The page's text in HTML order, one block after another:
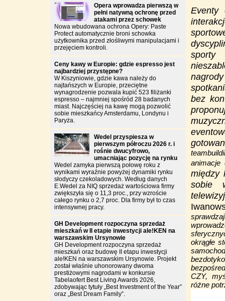
Eventy
sporty
bez
między
sobie
okrągłe
CZY,
różne
Opera wprowadza pierwszą w
pełni natywną ochronę przed
atakami przez schowek
Nowa wbudowana ochrona Opery: Paste
Protect automatycznie broni schowka
użytkownika przed złośliwymi manipulacjami i
przejęciem kontroli.
Ceny kawy w Europie: gdzie espresso jest
najbardziej przystępne?
W Kiszyniowie, gdzie kawa należy do
najtańszych w Europie, przeciętne
wynagrodzenie pozwala kupić 523 filiżanki
espresso – najmniej spośród 28 badanych
miast. Najczęściej na kawę mogą pozwolić
sobie mieszkańcy Amsterdamu, Londynu i
Paryża.
Wedel przyspiesza w
pierwszym półroczu 2026 r. i
rośnie dwucyfrowo,
umacniając pozycję na rynku
Wedel zamyka pierwszą połowę roku z
wynikami wyraźnie powyżej dynamiki rynku
słodyczy czekoladowych. Według danych
E.Wedel za NIQ sprzedaż wartościowa firmy
zwiększyła się o 11,3 proc., przy wzroście
całego rynku o 2,7 proc. Dla firmy był to czas
intensywnej pracy.
GH Development rozpoczyna sprzedaż
mieszkań w II etapie inwestycji ale!KEN na
warszawskim Ursynowie
GH Development rozpoczyna sprzedaż
mieszkań oraz budowę II etapu inwestycji
ale!KEN na warszawskim Ursynowie. Projekt
został właśnie uhonorowany dwoma
prestiżowymi nagrodami w konkursie
Tabelaofert Best Living Awards 2026,
zdobywając tytuły „Best Investment of the Year”
oraz „Best Dream Family”.